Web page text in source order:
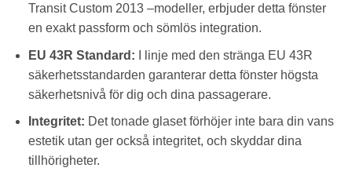
Transit Custom 2013 –modeller, erbjuder detta fönster
en exakt passform och sömlös integration.
EU 43R Standard: I linje med den stränga EU 43R
säkerhetsstandarden garanterar detta fönster högsta
säkerhetsnivå för dig och dina passagerare.
Integritet: Det tonade glaset förhöjer inte bara din vans
estetik utan ger också integritet, och skyddar dina
tillhörigheter.